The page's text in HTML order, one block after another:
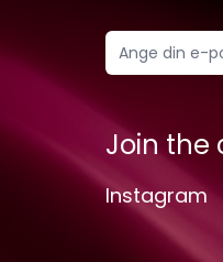
Join
Instagram